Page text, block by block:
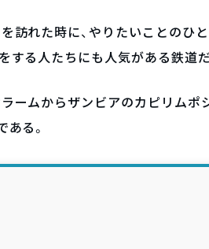
訪れた時に、やりたいことのひ
する人たちにも人気がある鉄道だ
ームからザンビアのカピリムポ
る。